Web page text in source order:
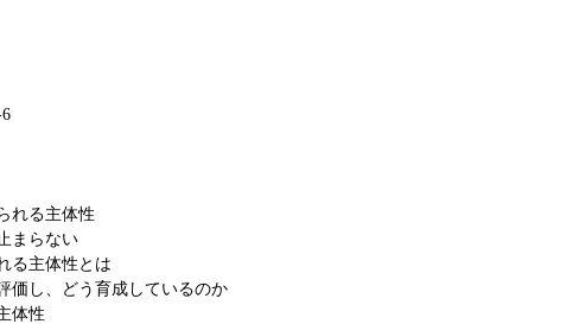
る主体性
まらない
主体性とは
し、どう育成しているのか
体性